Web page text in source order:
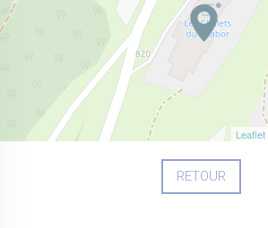
Leaflet
RETOUR